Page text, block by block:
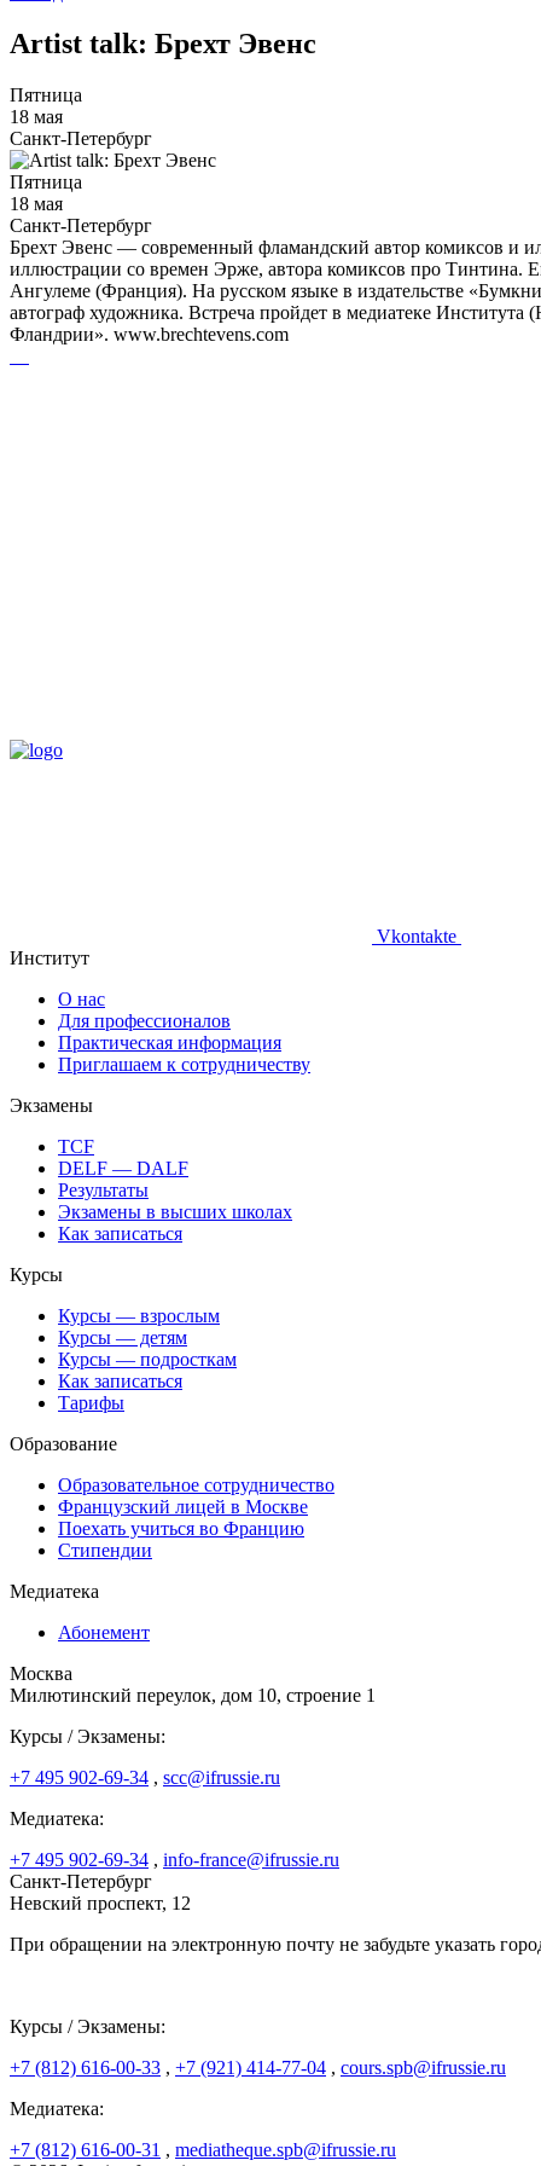
Artist talk: Брехт Эвенс
Пятница
18 мая
Санкт-Петербург
Пятница
18 мая
Санкт-Петербург
Брехт Эвенс — современный фламандский автор комиксов и
иллюстрации со времен Эрже, автора комиксов про Тинтина.
Ангулеме (Франция). На русском языке в издательстве
автограф художника. Встреча пройдет в медиатеке
Фландрии». www.brechtevens.com
Vkontakte
Институт
О нас
Для профессионалов
Практическая информация
Приглашаем к сотрудничеству
Экзамены
TCF
DELF — DALF
Результаты
Экзамены в высших школах
Как записаться
Курсы
Курсы — взрослым
Курсы — детям
Курсы — подросткам
Как записаться
Тарифы
Образование
Образовательное сотрудничество
Французский лицей в Москве
Поехать учиться во Францию
Стипендии
Медиатека
Абонемент
Москва
Милютинский переулок, дом 10, строение 1
Курсы / Экзамены:
+7 495 902-69-34 , scc@ifrussie.ru
Медиатека:
+7 495 902-69-34 , info-france@ifrussie.ru
Санкт-Петербург
Невский проспект, 12
При обращении на электронную почту не забудьте указать
Курсы / Экзамены:
+7 (812) 616-00-33 , +7 (921) 414-77-04 , cours.spb@ifrussie.ru
Медиатека:
+7 (812) 616-00-31 , mediatheque.spb@ifrussie.ru